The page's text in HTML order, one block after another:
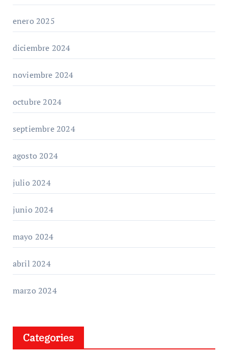
enero 2025
diciembre 2024
noviembre 2024
octubre 2024
septiembre 2024
agosto 2024
julio 2024
junio 2024
mayo 2024
abril 2024
marzo 2024
Categories